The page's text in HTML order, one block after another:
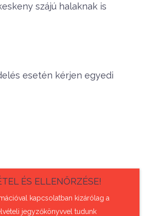
szájú halaknak is
esetén kérjen egyedi
ÉS ELLENŐRZÉSE!
kapcsolatban kizárólag a
jegyzőkönyvvel tudunk